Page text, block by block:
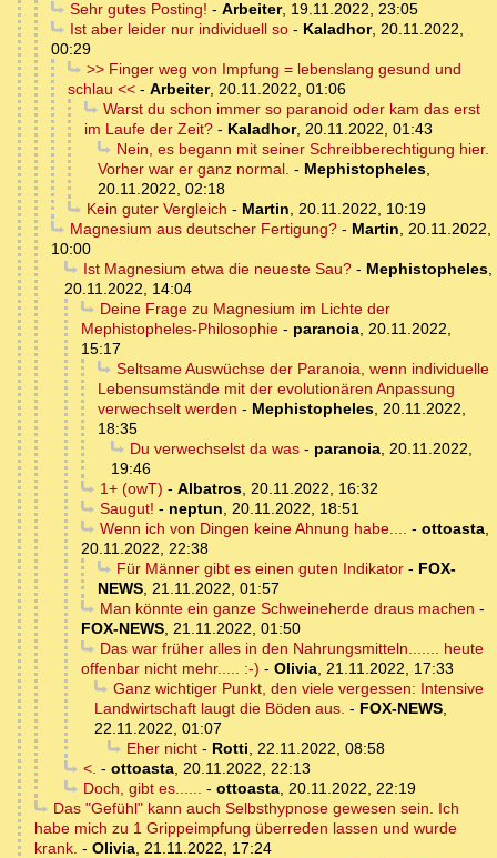
Sehr gutes Posting! - Arbeiter, 19.11.2022, 23:05
Ist aber leider nur individuell so- Kaladhor, 20.11.2022,
00:29
>> Finger weg von Impfung = lebenslang gesund und
schlau << - Arbeiter, 20.11.2022, 01:06
Warst du schon immer so paranoid oder kam das erst
im Laufe der Zeit? - Kaladhor, 20.11.2022, 01:43
Nein, es begann mit seiner Schreibberechtigung hier.
Vorher war er ganz normal. - Mephistopheles
20.11.2022, 02:18
Kein guter Vergleich - Martin
20.11.2022, 10:19
Magnesium aus deutscher Fertigung?- Martin
20.11.2022,
10:00
Ist Magnesium etwa die neueste Sau?- Mephistopheles,
20.11.2022, 14:04
Deine Frage zu Magnesium im Lichte der
Mephistopheles-Philosophie - paranoia 20.11.2022,
15:17
Seltsame Auswüchse der Paranoia, wenn individuelle
Lebensumstände mit der evolutionären Anpassung
verwechselt werden - Mephistopheles 20.11.2022,
18:35
Du verwechselst da was- paranoia, 20.11.2022,
19:46
1+ (owT) - Albatros, 20.11.2022, 16:32
Saugut! - neptun
20.11.2022, 18:51
Wenn ich von Dingen keine Ahnung habe....
- ottoasta,
20.11.2022, 22:38
Für Männer gibt es einen guten Indikator- FOX-
NEWS 21.11.2022, 01:57
Man könnte ein ganze Schweineherde draus machen -
FOX-NEWS 21.11.2022, 01:50
Das war früher alles in den Nahrungsmitteln....... heute
offenbar nicht mehr..... :-) - Olivia 21.11.2022, 17:33
Ganz wichtiger Punkt, den viele vergessen: Intensive
Landwirtschaft laugt die Böden aus. - FOX-NEWS
22.11.2022, 01:07
Eher nicht- Rotti
22.11.2022, 08:58
<. - ottoasta, 20.11.2022, 22:13
Doch, gibt es......
- ottoasta, 20.11.2022, 22:19
Das "Gefühl" kann auch Selbsthypnose gewesen sein. Ich
habe mich zu 1 Grippeimpfung überreden lassen und wurde
krank. - Olivia 21.11.2022, 17:24